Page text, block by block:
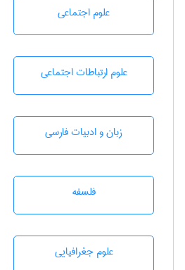
علوم اجتماعی
علوم ارتباطات اجتماعی
زبان و ادبيات فارسی
فلسفه
علوم جغرافيايی